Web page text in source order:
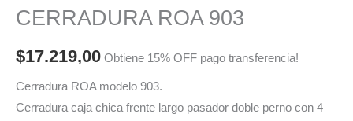
CERRADURA ROA 903
$17.219,00 Obtiene 15% OFF pago transferencia!
Cerradura ROA modelo 903.
Cerradura caja chica frente largo pasador doble perno con 4